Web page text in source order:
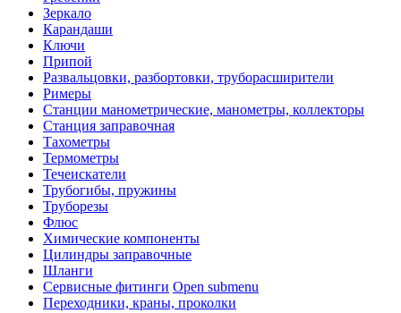
Зеркало
Карандаши
Ключи
Припой
Развальцовки, разбортовки, труборасширители
Римеры
Станции манометрические, манометры, коллекторы
Станция заправочная
Тахометры
Термометры
Течеискатели
Трубогибы, пружины
Труборезы
Флюс
Химические компоненты
Цилиндры заправочные
Шланги
Сервисные фитинги Open submenu
Переходники, краны, проколки